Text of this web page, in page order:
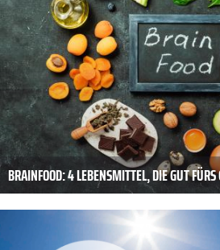
BRAINFOOD: 4 LEBENSMITTEL, DIE GUT